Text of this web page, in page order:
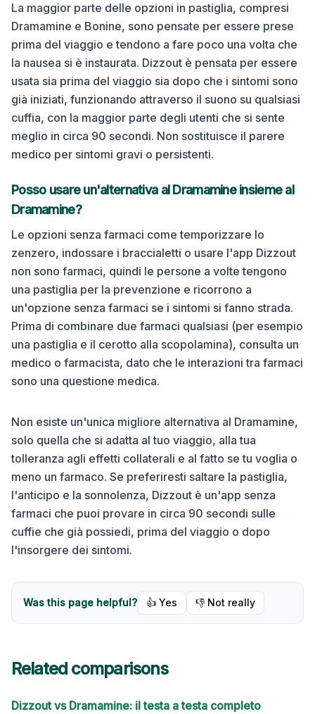
La maggior parte delle opzioni in pastiglia, compresi
Dramamine e Bonine, sono pensate per essere prese
prima del viaggio e tendono a fare poco una volta che
la nausea si è instaurata. Dizzout è pensata per essere
usata sia prima del viaggio sia dopo che i sintomi sono
già iniziati, funzionando attraverso il suono su qualsiasi
cuffia, con la maggior parte degli utenti che si sente
meglio in circa 90 secondi. Non sostituisce il parere
medico per sintomi gravi o persistenti.
Posso usare un'alternativa al Dramamine insieme al
Dramamine?
Le opzioni senza farmaci come temporizzare lo
zenzero, indossare i braccialetti o usare l'app Dizzout
non sono farmaci, quindi le persone a volte tengono
una pastiglia per la prevenzione e ricorrono a
un'opzione senza farmaci se i sintomi si fanno strada.
Prima di combinare due farmaci qualsiasi (per esempio
una pastiglia e il cerotto alla scopolamina), consulta un
medico o farmacista, dato che le interazioni tra farmaci
sono una questione medica.
Non esiste un'unica migliore alternativa al Dramamine,
solo quella che si adatta al tuo viaggio, alla tua
tolleranza agli effetti collaterali e al fatto se tu voglia o
meno un farmaco. Se preferiresti saltare la pastiglia,
l'anticipo e la sonnolenza, Dizzout è un'app senza
farmaci che puoi provare in circa 90 secondi sulle
cuffie che già possiedi, prima del viaggio o dopo
l'insorgere dei sintomi.
Was this page helpful? 👍 Yes 👎 Not really
Related comparisons
Dizzout vs Dramamine: il testa a testa completo